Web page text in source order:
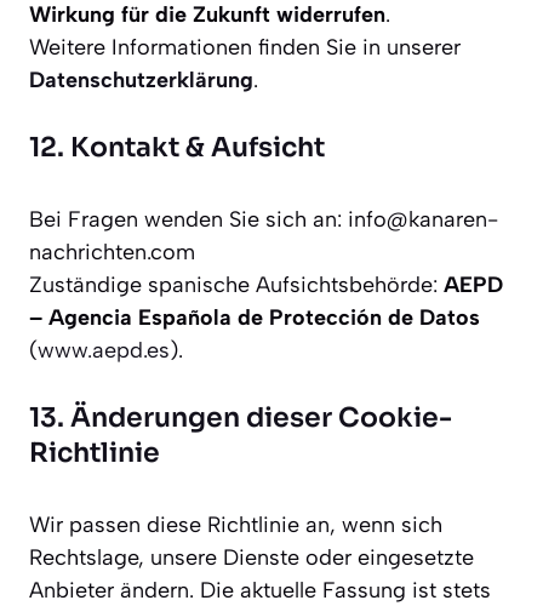
Wirkung für die Zukunft widerrufen.
Weitere Informationen finden Sie in unserer
Datenschutzerklärung.
12. Kontakt & Aufsicht
Bei Fragen wenden Sie sich an: info@kanaren-
nachrichten.com
Zuständige spanische Aufsichtsbehörde: AEPD
– Agencia Española de Protección de Datos
(www.aepd.es).
13. Änderungen dieser Cookie-
Richtlinie
Wir passen diese Richtlinie an, wenn sich
Rechtslage, unsere Dienste oder eingesetzte
Anbieter ändern. Die aktuelle Fassung ist stets